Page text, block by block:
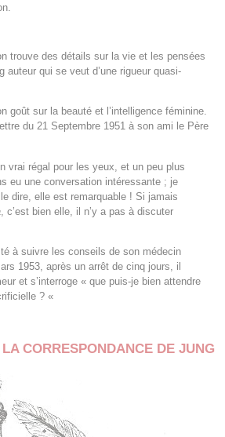
trouve des détails sur la vie et les pensées
auteur qui se veut d’une rigueur quasi-
goût sur la beauté et l’intelligence féminine.
du 21 Septembre 1951 à son ami le Père
vrai régal pour les yeux, et un peu plus
eu une conversation intéressante ; je
dire, elle est remarquable ! Si jamais
, c’est bien elle, il n’y a pas à discuter
à suivre les conseils de son médecin
1953, après un arrêt de cinq jours, il
et s’interroge « que puis-je bien attendre
? «
CORRESPONDANCE DE JUNG